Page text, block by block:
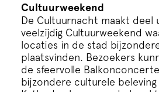
Cultuurweekend
De Cultuurnacht maakt deel
veelzijdig Cultuurweekend
locaties in de stad
plaatsvinden. Bezoekers
de sfeervolle
bijzondere culturele beleving